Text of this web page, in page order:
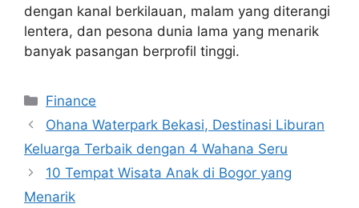
dengan kanal berkilauan, malam yang diterangi
lentera, dan pesona dunia lama yang menarik
banyak pasangan berprofil tinggi.
Categories
Finance
Ohana Waterpark Bekasi, Destinasi Liburan
Keluarga Terbaik dengan 4 Wahana Seru
10 Tempat Wisata Anak di Bogor yang
Menarik